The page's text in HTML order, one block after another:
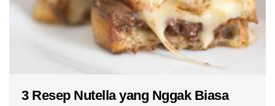
3 Resep Nutella yang Nggak Biasa